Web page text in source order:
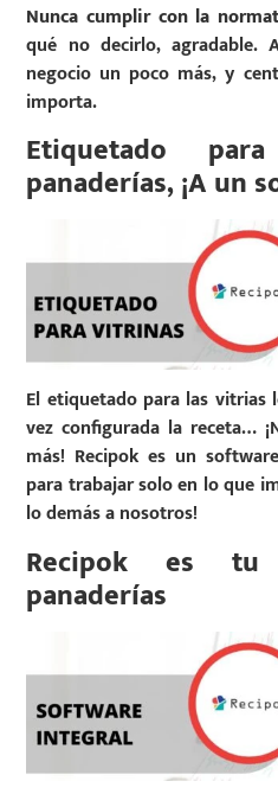
Nunca cumplir con la
qué no decirlo, agradable.
negocio un poco más, y
importa.
Etiquetado
panaderías, ¡A un
El etiquetado para las vitrias
vez configurada la receta…
más! Recipok es un
para trabajar solo en lo que
lo demás a nosotros!
Recipok es tu
panaderías